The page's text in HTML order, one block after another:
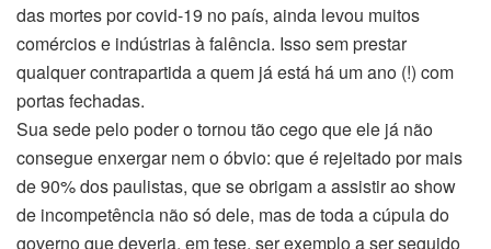
das mortes por covid-19 no país, ainda levou muitos
comércios e indústrias à falência. Isso sem prestar
qualquer contrapartida a quem já está há um ano (!) com
portas fechadas.
Sua sede pelo poder o tornou tão cego que ele já não
consegue enxergar nem o óbvio: que é rejeitado por mais
de 90% dos paulistas, que se obrigam a assistir ao show
de incompetência não só dele, mas de toda a cúpula do
governo que deveria, em tese, ser exemplo a ser seguido